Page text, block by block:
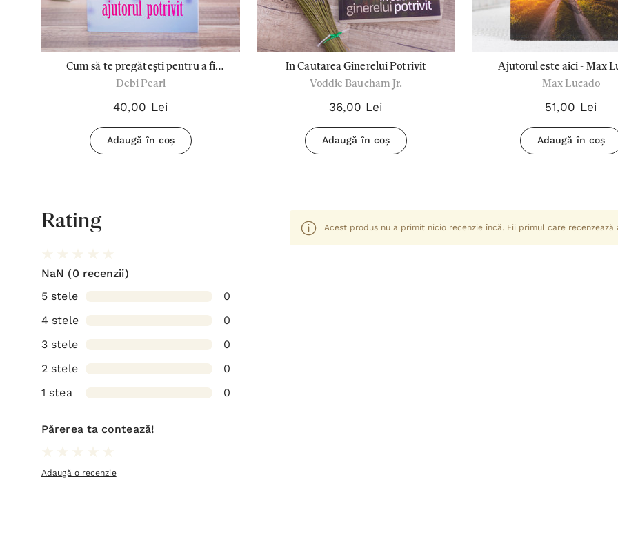
Cum să te pregătești pentru a fi
ajutorul potrivit
Debi Pearl
40,00 Lei
Adaugă în coș
In Cautarea Ginerelui Potrivit
Voddie Baucham Jr.
36,00 Lei
Adaugă în coș
Ajutorul este aici - Max
Max Lucado
51,00 Lei
Adaugă în coș
Rating
NaN (0 recenzii)
5 stele
0
4 stele
0
3 stele
0
2 stele
0
1 stea
0
Părerea ta contează!
Adaugă o recenzie
Acest produs nu a primit nicio recenzie încă. Fii primul care recenzează